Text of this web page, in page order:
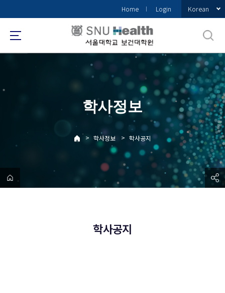
로
메
Home Login Korean
학사정보
> 학사정보 > 학사공지
학사공지